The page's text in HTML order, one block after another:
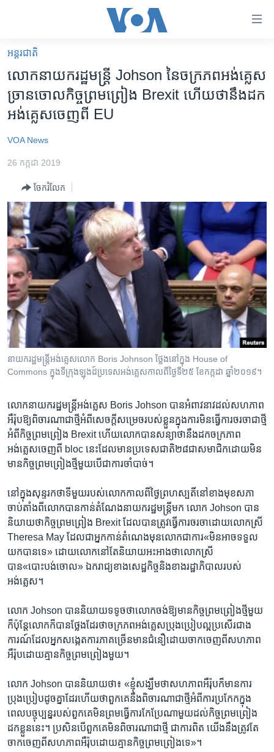
គេហទំព័រ​
ទាក់ទង
និង​
ចូល​
ទំព័រ​
ព័ត៌មាន​​
រំលង​
និង​
ចូល​
ទៅ​
ទំព័រ​
រចនា
សម្ព័ន្ធ​
រំលង​
និង​
ចូល​
ទៅ​
កាន់​
ទំព័រ​
រក
អាមេរិក
ព្រឹត្តិការណ៍ព័ត៌មាន
ទូរទស្សន៍ / វីដេអូ​
វិទ្យុ / ផតខាសថ៍
កម្មវិធីទាំងអស់
Khmer English
បណ្តាញ​សង្គម
អន្តរជាតិ
លោក​នាយក​រដ្ឋមន្ត្រី Johson នៃ​ចក្រភព​អង់គ្លេស​​
ច្រានចោល​កិច្ចព្រមព្រៀង Brexit ហើយថា​នឹង​ដក​
អង់គ្លេស​ចេញ​ពី ​EU​
VOA News
26 កក្កដា 2019
ចែករំលែក
នាយករដ្ឋមន្រ្តី​អង់គ្លេស​លោក Boris Johnson ថ្លែង​នៅ​ក្នុង House of
Commons ក្នុង​ទីក្រុង​ឡុងដ៍​ប្រទេស​អង់គ្លេស​កាលពី​ថ្ងៃទី​២៥ ខែកក្កដា ឆ្នាំ២០១៩។
លោកនាយក​រដ្ឋមន្ត្រី​អង់គ្លេស Boris Johson បាន​អំពាវនាវ​ដល់​សហភាព
អឺរ៉ុប​ឱ្យ​ពិចារណា​ជាថ្មី​អំពី​សេចក្តី​សម្រេចរបស់​ខ្លួន​ក្នុងការ​មិនធ្វើការ​ចរចា​ជា​ថ្មី
អំពី​កិច្ច​ព្រមព្រៀង Brexit ហើយ​លោកបានសន្យា​ថា​នឹង​ដក​ចក្រភាព
អង់គ្លេសចេញ​ពី bloc នេះ​ដែល​មានប្រទេសជាតិ២៨​ជា​សមាជិក​ដោយមិន
មានកិច្ចព្រមព្រៀង​ថ្មីមួយ​បើ​ជា​ការ​ចាំ​បាច់។
នៅ​ក្នុង​សុន្ទរកថា​ទី​មួយ​របស់លោក​កាលពីថ្ងៃព្រហស្បតិ៍​នៅខាង​មុខ​សភា​
ចាប់តាំង​ពី​លោក​បានកាន់តំណែង​នាយករដ្ឋមន្ត្រីមក លោក​ Johson បាន
និយាយ​ថា​កិច្ចព្រមព្រៀង Brexit ដែល​បានត្រូវធ្វើការ​ចរចា​ដោយលោកស្រី
Theresa May ដែលជា​អ្នកកាន់តំណេង​មុនលោក​ជាការ«មិនអាច​ទទួល​
យក​បានទេ» ដោយ​លោកនៅតែនិយាយអះអាង​ថា​លោក​ស្រី​
បាន«បោះបង់ចោល» ឯករាជ្យ​ខាងសេដ្ឋកិច្ច​និង​ខាង​រដ្ឋាភិបាល​របស់​
អង់គ្លេស។​
លោក Johson បាន​និយាយ​ទទូចថា​លោក​ចង់ឱ្យមានកិច្ចព្រមព្រៀង​ថ្មី​មួយ
ក៏ប៉ុន្តែ​លោកក៏​បាន​ថ្លែង​ដែរថាចក្រភពអង់គ្លេស​ប្រុង​ប្រៀប​ល្អប្រសើរ​ជាង
ការណ៍​ដែលអ្នកសង្កេតការ​ភាគ​ច្រើន​មានជំនឿដោយ​ចាកចេញ​ពី​សហភាព​
អឺរ៉ុប​ដោយគ្មាន​កិច្ច​ព្រមព្រៀងមួយ។​
លោក Johson បាននិយាយថា៖ «ខ្ញុំ​សង្ឃឹម​ថា​សហភាព​អឺរ៉ុប​ក៏មាន​ការ
ប្រុង​ប្រៀបដូចគ្នា​ដែរហើយថា​ពួក​គេ​នឹងពិចារណា​ជា​ថ្មី​អំពី​ការប្រកែក​ក្នុង
ពេល​បច្ចុប្បន្ន​របស់ពួកគេ​មិនព្រមធ្វើការកែប្រែ​ណាមួយ​ដល់​កិច្ចព្រមព្រៀង​
ដក​ខ្លួននេះ។ ប្រសិនបើពួកគេ​មិនពិចារណា​ជា​ថ្មី ជាការ​ពិត យើង​នឹង​ត្រូវតែ​
ចាកចេញ​ពី​សហភាព​អឺរ៉ុប​ដោយ​គ្មាន​កិច្ចព្រមព្រៀងទេ»។